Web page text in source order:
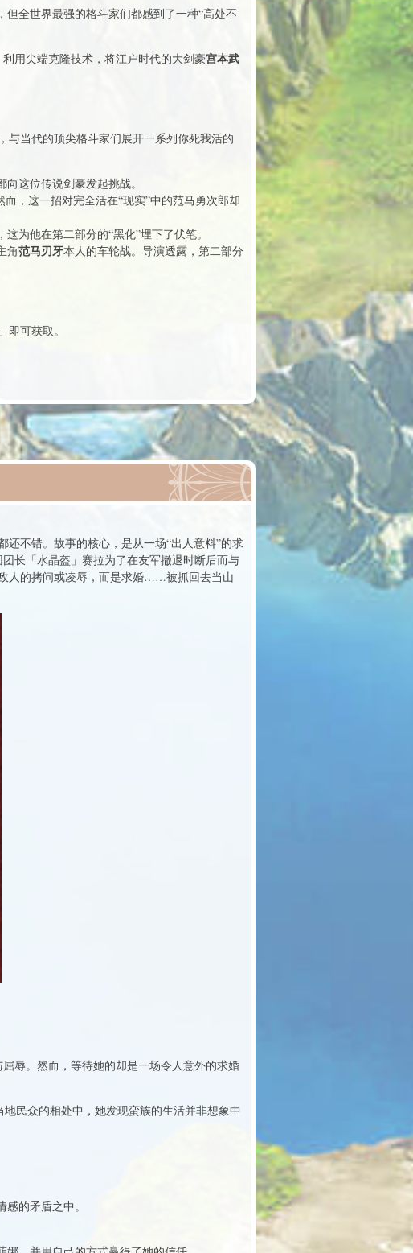
全世界最强的格斗家们都感到了一种“高处不
用尖端克隆技术，将江户时代的大剑豪宫本武
与当代的顶尖格斗家们展开一系列你死我活的
向这位传说剑豪发起挑战。
，这一招对完全活在“现实”中的范马勇次郎却
为他在第二部分的“黑化”埋下了伏笔。
角范马刃牙本人的车轮战。导演透露，第二部分
可获取。
不错。故事的核心，是从一场“出人意料”的求
长「水晶盔」赛拉为了在友军撤退时断后而与
人的拷问或凌辱，而是求婚……被抓回去当山
辱。然而，等待她的却是一场令人意外的求婚
民众的相处中，她发现蛮族的生活并非想象中
的矛盾之中。